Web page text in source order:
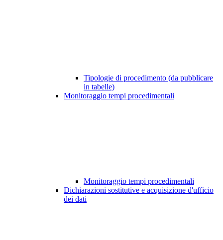
Tipologie di procedimento (da pubblicare
in tabelle)
Monitoraggio tempi procedimentali
Monitoraggio tempi procedimentali
Dichiarazioni sostitutive e acquisizione d'ufficio
dei dati